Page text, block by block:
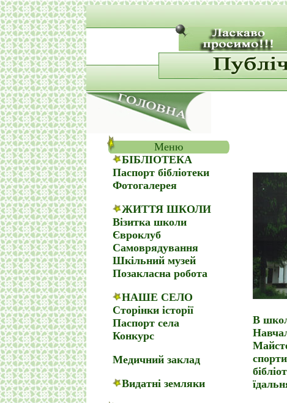
Меню
БІБЛІОТЕКА
Паспорт бібліотеки
Фотогалерея
ЖИТТЯ ШКОЛИ
Візитка школи
Євроклуб
Самоврядування
Шкільний музей
Позакласна робота
НАШЕ СЕЛО
Сторінки історії
Паспорт села
Конкурс
Медичний заклад
Видатні земляки
В